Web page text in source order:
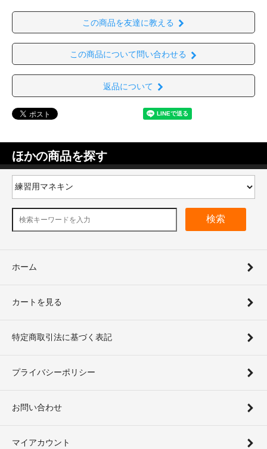
この商品を友達に教える
この商品について問い合わせる
返品について
ほかの商品を探す
検索
ホーム
カートを見る
特定商取引法に基づく表記
プライバシーポリシー
お問い合わせ
マイアカウント